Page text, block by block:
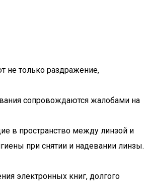
не только раздражение,
сопровождаются жалобами на
в пространство между линзой и
при снятии и надевании линзы.
электронных книг, долгого